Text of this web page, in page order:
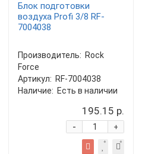
Блок подготовки
воздуха Profi 3/8 RF-
7004038
Производитель: Rock
Force
Артикул: RF-7004038
Наличие: Есть в наличии
195.15 р.
+
-